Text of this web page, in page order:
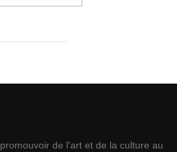
de l'art et de la culture au